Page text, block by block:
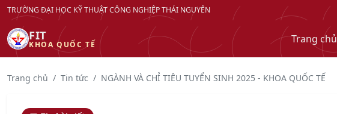
TRƯỜNG ĐẠI HỌC KỸ THUẬT CÔNG NGHIỆP THÁI NGUYÊN
FIT
KHOA QUỐC TẾ Trang chủ
Trang chủ Tin tức NGÀNH VÀ CHỈ TIÊU TUYỂN SINH 2025 - KHOA QUỐC TẾ